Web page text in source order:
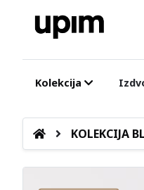
Kolekcija
KOLEKCIJA